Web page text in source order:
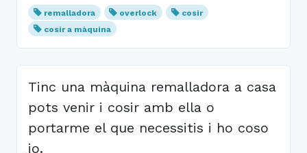
remalladora overlock
cosir
cosir a màquina
Tinc una màquina remalladora a casa
pots venir i cosir amb ella o
portarme el que necessitis i ho coso
jo.